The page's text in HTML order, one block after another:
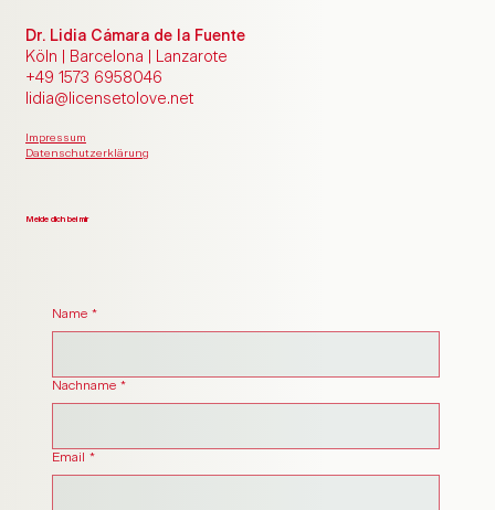
Melde dich bei mir
Name *
Nachname *
Email *
Dr. Lidia Cámara de la Fuente
Köln | Barcelona | Lanzarote
+49 1573 6958046
lidia@licensetolove.net
Impressum
Datenschutzerklärung